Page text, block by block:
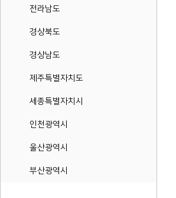
전라남도
경상북도
경상남도
제주특별자치도
세종특별자치시
인천광역시
울산광역시
부산광역시